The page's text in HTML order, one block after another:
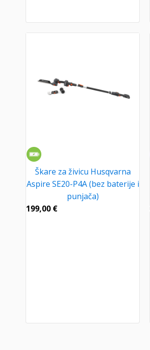
Škare za živicu Husqvarna
Aspire SE20-P4A (bez baterije i
punjača)
199,00 €